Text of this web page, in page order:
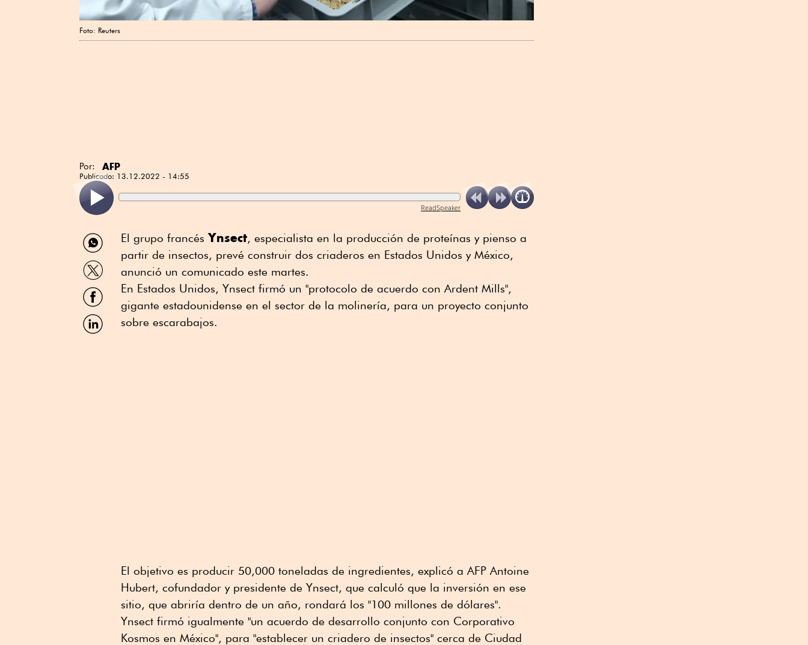
Foto: Reuters
Por: AFP
Publicado: 13.12.2022 - 14:55
ReadSpeaker
Compartir
por
WhatsApp
Compartir
por
Twitter
Compartir
por
Facebook
Compartir
por
El grupo francésYnsect, especialista en la producción de proteínas y pienso a
partir de insectos, prevé construir dos criaderos en Estados Unidos y México,
anunció un comunicado este martes.
En Estados Unidos, Ynsect firmó un "protocolo de acuerdo con Ardent Mills",
gigante estadounidense en el sector de la molinería, para un proyecto conjunto
sobre escarabajos.
El objetivo es producir 50,000 toneladas de ingredientes, explicó a AFP Antoine
Hubert, cofundador y presidente de Ynsect, que calculó que la inversión en ese
sitio, que abriría dentro de un año, rondará los "100 millones de dólares".
Ynsect firmó igualmente "un acuerdo de desarrollo conjunto con Corporativo
Kosmos en México", para "establecer un criadero de insectos" cerca de Ciudad